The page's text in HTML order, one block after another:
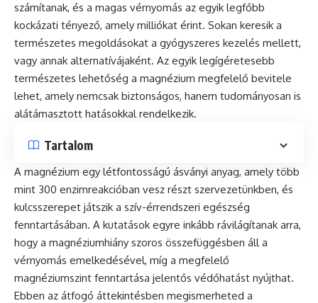
számítanak, és a magas vérnyomás az egyik legfőbb
kockázati tényező, amely milliókat érint. Sokan keresik a
természetes megoldásokat a gyógyszeres kezelés mellett,
vagy annak alternatívájaként. Az egyik legígéretesebb
természetes lehetőség a magnézium megfelelő bevitele
lehet, amely nemcsak biztonságos, hanem tudományosan is
alátámasztott hatásokkal rendelkezik.
Tartalom
A magnézium egy létfontosságú ásványi anyag, amely több
mint 300 enzimreakcióban vesz részt szervezetünkben, és
kulcsszerepet játszik a szív-érrendszeri egészség
fenntartásában. A kutatások egyre inkább rávilágítanak arra,
hogy a magnéziumhiány szoros összefüggésben áll a
vérnyomás emelkedésével, míg a megfelelő
magnéziumszint fenntartása jelentős védőhatást nyújthat.
Ebben az átfogó áttekintésben megismerheted a